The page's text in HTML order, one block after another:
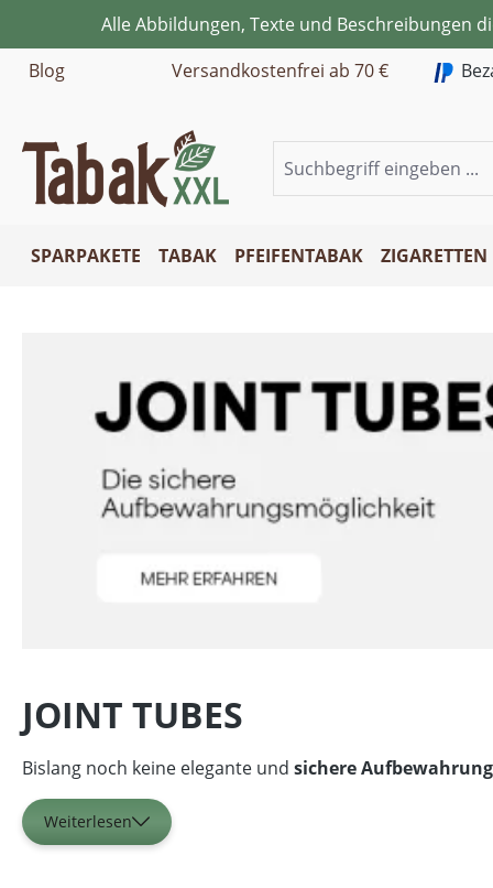
Hauptinhalt springen
Zur Suche springen
Zur Hauptnavigation springen
Alle Abbildungen, Texte und Beschreibungen
Blog
Versandkostenfrei ab 70 €
SPARPAKETE TABAK PFEIFENTABAK ZIGARETTEN
JOINT TUBES
Bislang noch keine elegante und sichere
Weiterlesen